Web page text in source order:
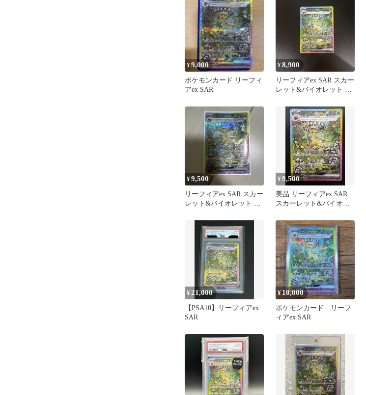
¥9,000
ポケモンカード リーフィ
アex SAR
¥8,900
リーフィアex SAR スカー
レット&バイオレット ハ
タ…
¥9,500
リーフィアex SAR スカー
レット&バイオレット ハ
タ…
¥9,500
美品 リーフィアex SAR
スカーレット&バイオレ
¥ 21,000
【PSA10】リーフィアex
SAR
¥10,000
ポケモンカード リーフ
ィアex SAR